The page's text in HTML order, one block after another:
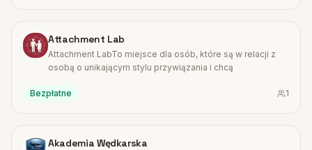
#17 Attachment Lab
Attachment LabTo miejsce dla osób, które są w relacji z
osobą o unikającym stylu przywiązania i chcą
Bezpłatne 1
#18 Akademia Wędkarska